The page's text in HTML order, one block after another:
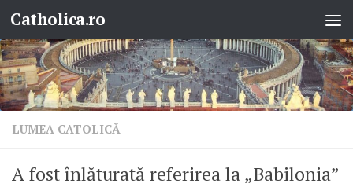
Skip to content
Catholica.ro
LUMEA CATOLICĂ
A fost înlăturată referirea la „Babilonia”